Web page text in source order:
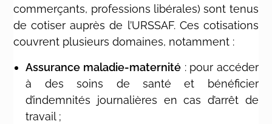
commerçants, professions libérales) sont tenus
de cotiser auprès de l’URSSAF. Ces cotisations
couvrent plusieurs domaines, notamment :
Assurance maladie-maternité: pour accéder
à des soins de santé et bénéficier
d’indemnités journalières en cas d’arrêt de
travail ;